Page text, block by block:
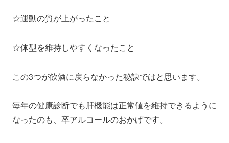
☆運動の質が上がったこと
☆体型を維持しやすくなったこと
この3つが飲酒に戻らなかった秘訣ではと思います。
毎年の健康診断でも肝機能は正常値を維持できるように
なったのも、卒アルコールのおかげです。